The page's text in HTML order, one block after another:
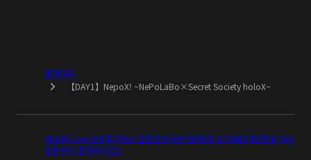
홈페이지
【DAY1】NepoX! ~NePoLaBo×Secret Society holoX~
ABEMA Live 안내자주하는 질문문의이용약관특정 상거래법개인정보 처리
방침쿠키 정책라이선스